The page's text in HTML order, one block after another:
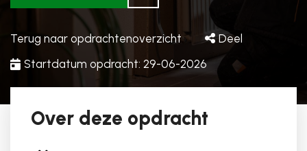
Terug naar opdrachtenoverzicht
Deel
Startdatum opdracht: 29-06-2026
Over deze opdracht